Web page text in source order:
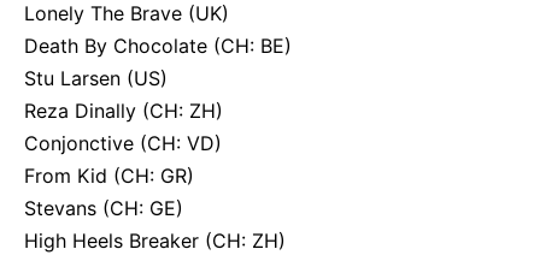
Lonely The Brave (UK)
Death By Chocolate (CH: BE)
Stu Larsen (US)
Reza Dinally (CH: ZH)
Conjonctive (CH: VD)
From Kid (CH: GR)
Stevans (CH: GE)
High Heels Breaker (CH: ZH)